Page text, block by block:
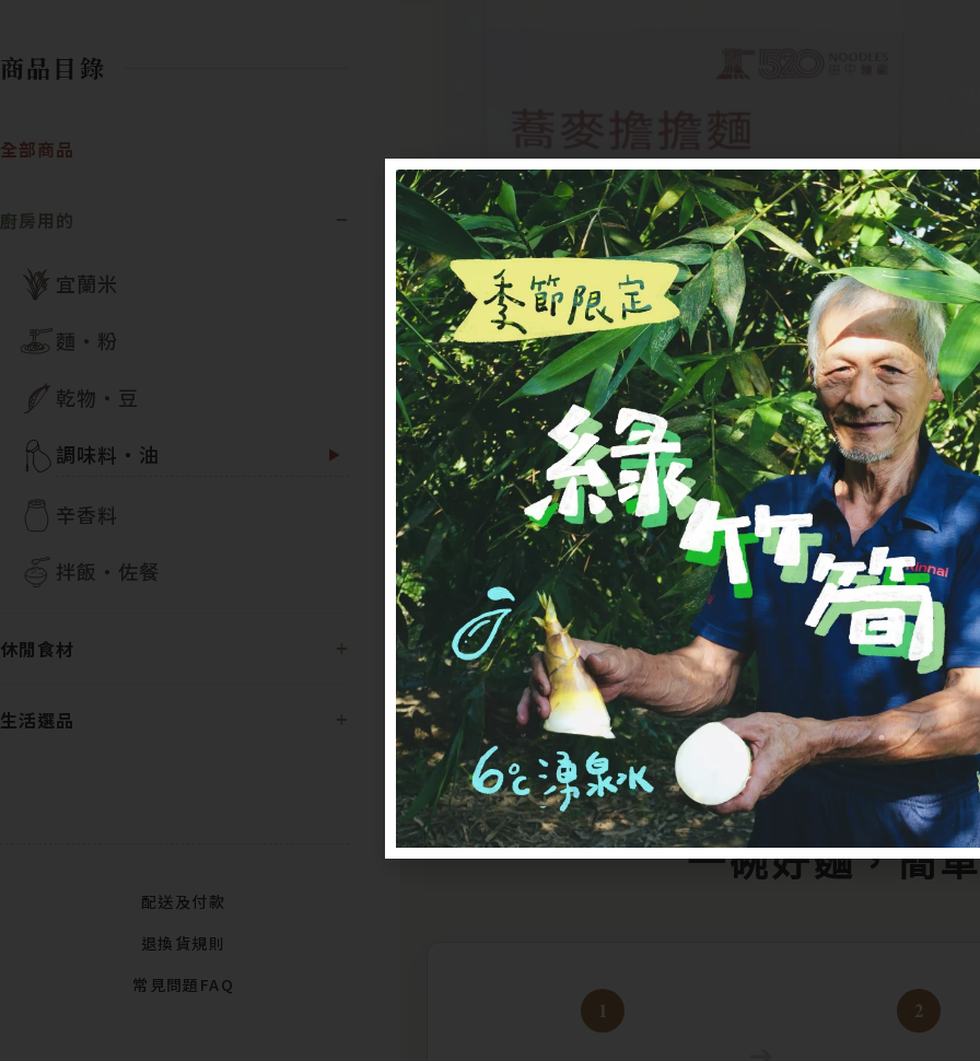
商品目錄
全部商品
廚房用的
宜蘭米
麵・粉
乾物・豆
調味料・油
辛香料
拌飯・佐餐
休閒食材
生活選品
配送及付款
退換貨規則
常見問題FAQ
EASY
一碗好麵，簡
1 2